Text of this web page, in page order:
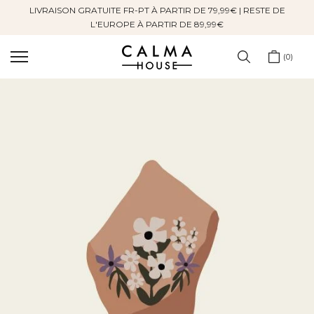
SauterLIVRAISON GRATUITE FR-PT À PARTIR DE 79,99€ | RESTE DE
L'EUROPE À PARTIR DE 89,99€
0